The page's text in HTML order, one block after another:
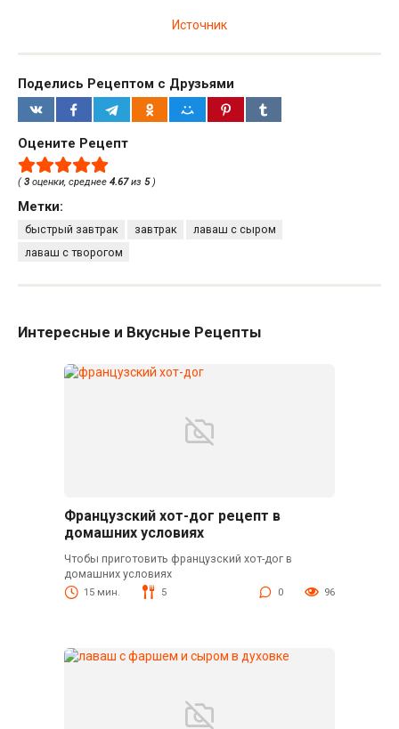
Источник
Поделись Рецептом с Друзьями
Оцените Рецепт
( 3 оценки, среднее 4.67из 5)
Метки:
быстрый завтрак завтрак
лаваш с сыром
лаваш с творогом
Интересные и Вкусные Рецепты
Французский хот-дог рецепт в
домашних условиях
Чтобы приготовить французский хот-дог в
домашних условиях
15 мин. 5 0 96